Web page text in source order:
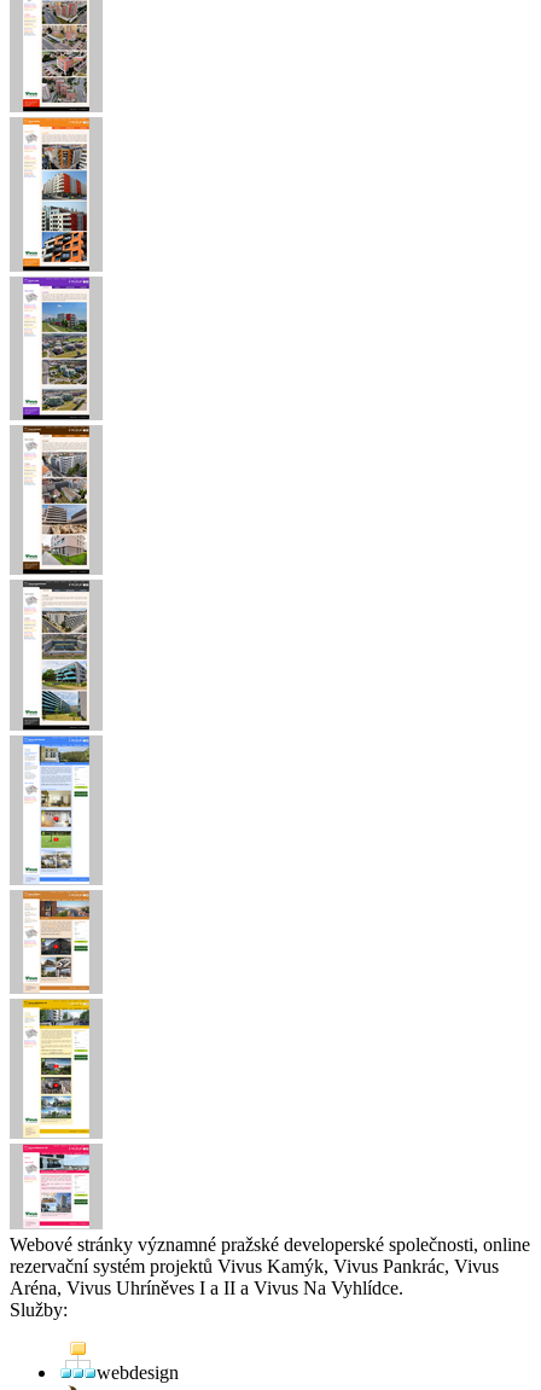
Webové stránky významné pražské developerské společnosti, online
rezervační systém projektů Vivus Kamýk, Vivus Pankrác, Vivus
Aréna, Vivus Uhríněves I a II a Vivus Na Vyhlídce.
Služby:
webdesign